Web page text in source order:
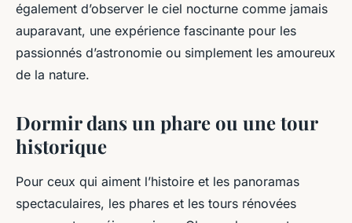
également d’observer le ciel nocturne comme jamais
auparavant, une expérience fascinante pour les
passionnés d’astronomie ou simplement les amoureux
de la nature.
Dormir dans un phare ou une tour
historique
Pour ceux qui aiment l’histoire et les panoramas
spectaculaires, les phares et les tours rénovées